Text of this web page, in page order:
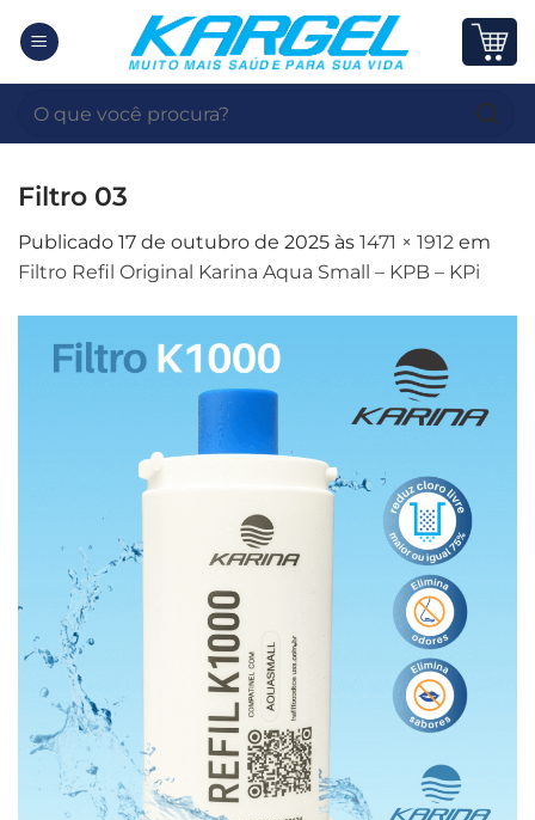
Pesquisar
Filtro 03
Publicado 17 de outubro de 2025 às 1471 × 1912 em
Filtro Refil Original Karina Aqua Small – KPB – KPi